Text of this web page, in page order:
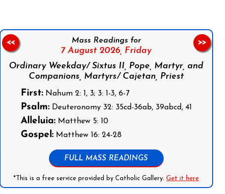
Mass Readings for
7 August 2026, Friday
Ordinary Weekday/ Sixtus II, Pope, Martyr, and
Companions, Martyrs/ Cajetan, Priest
First:Nahum 2: 1, 3; 3: 1-3, 6-7
Psalm:Deuteronomy 32: 35cd-36ab, 39abcd, 41
Alleluia:Matthew 5: 10
Gospel:Matthew 16: 24-28
FULL MASS READINGS
*This is a free service provided by Catholic Gallery.Get it here
<< >>